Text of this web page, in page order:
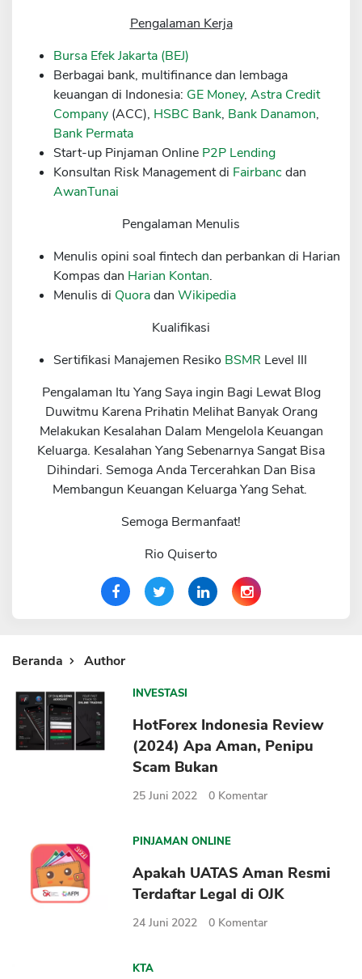
Exchange
Asuransi
Asuransi Jiwa
Asuransi Kesehatan
Asuransi Syariah
Pengalaman Kerja
Bursa Efek Jakarta (BEJ)
Berbagai bank, multifinance dan lembaga
keuangan di Indonesia: GE Money,Astra Credit
Company (ACC), HSBC Bank, Bank Danamon,
Bank Permata
Start-up Pinjaman Online P2P Lending
Konsultan Risk Management di Fairbancdan
AwanTunai
Pengalaman Menulis
Menulis opini soal fintech dan perbankan di Harian
Kompas dan Harian Kontan.
Menulis di QuoradanWikipedia
Kualifikasi
Sertifikasi Manajemen Resiko BSMR Level III
Pengalaman Itu Yang Saya ingin Bagi Lewat Blog
Duwitmu Karena Prihatin Melihat Banyak Orang
Melakukan Kesalahan Dalam Mengelola Keuangan
Keluarga. Kesalahan Yang Sebenarnya Sangat Bisa
Dihindari. Semoga Anda Tercerahkan Dan Bisa
Membangun Keuangan Keluarga Yang Sehat.
Semoga Bermanfaat!
Rio Quiserto
Beranda Author
INVESTASI
HotForex Indonesia Review
(2024) Apa Aman, Penipu
Scam Bukan
25 Juni 2022 0 Komentar
PINJAMAN ONLINE
Apakah UATAS Aman Resmi
Terdaftar Legal di OJK
24 Juni 2022 0 Komentar
KTA